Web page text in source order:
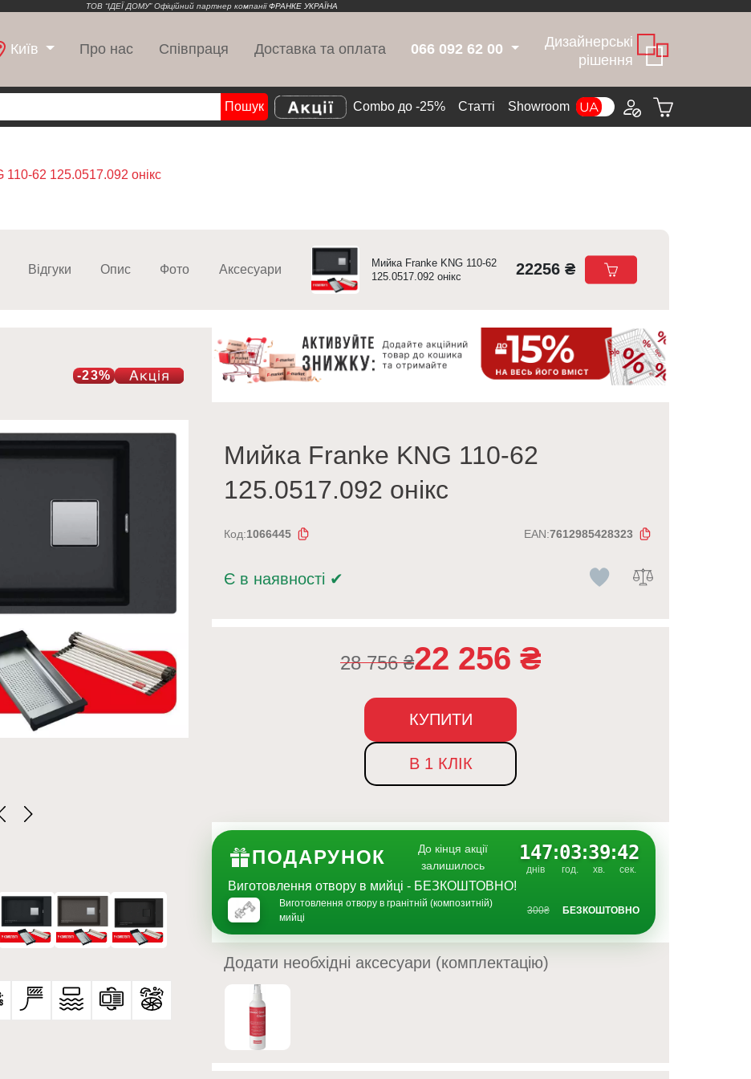
ТОВ “ІДЕЇ ДОМУ” Офіційний партнер компаніїФРАНКЕ УКРАЇНА
Київ Про нас Співпраця Доставка та оплата 066 092 62 00
Дизайнерські
рішення
Пошук Combo до -25% Cтатті Showroom
110-62 125.0517.092 онікс
Відгуки Опис Фото Аксесуари
Мийка Franke KNG 110-62
125.0517.092 онікс
22256 ₴
-23%
Мийка Franke KNG 110-62
125.0517.092 онікс
Код:1066445 EAN:7612985428323
Є в наявності ✔
28 756₴22 256 ₴
КУПИТИ
В 1 КЛІК
ПОДАРУНОК
До кінця акції
залишилось
147
днів
:03
год.
:39
хв.
:41
сек.
Виготовлення отвору в мийці - БЕЗКОШТОВНО!
Виготовлення отвору в гранітній (композитній)
мийці
300₴ БЕЗКОШТОВНО
Додати необхідні аксесуари (комплектацію)